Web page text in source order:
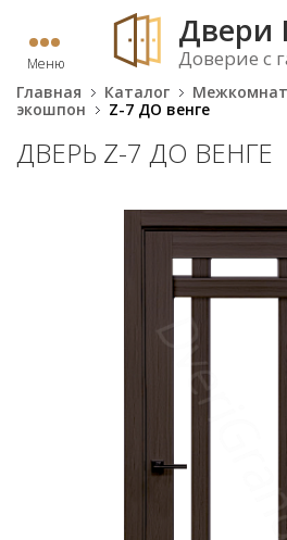
Меню
Двери
Доверие с
Главная Каталог
экошпон
Z-7 ДО венге
ДВЕРЬ Z-7 ДО ВЕНГЕ